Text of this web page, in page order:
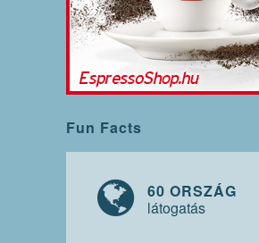
Fun Facts
60 ORSZÁG
látogatás